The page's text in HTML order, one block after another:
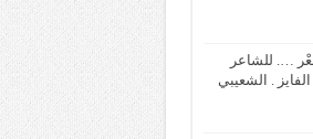
…. للشاعر
. الشعيبي